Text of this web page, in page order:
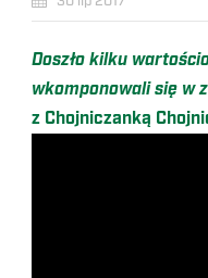
Doszło kilku
wkomponowali się w
z Chojniczanką